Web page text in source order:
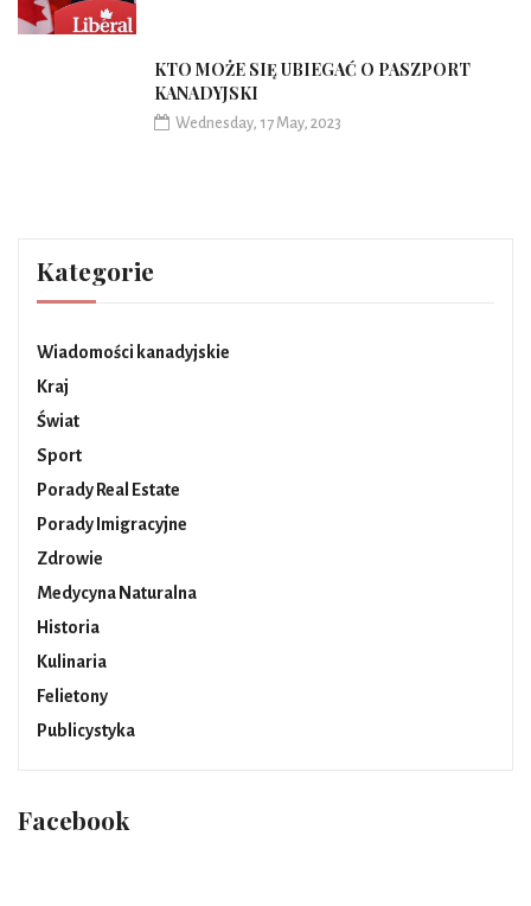
KTO MOŻE SIĘ UBIEGAĆ O PASZPORT
KANADYJSKI
Wednesday, 17 May, 2023
Kategorie
Wiadomości kanadyjskie
Kraj
Świat
Sport
Porady Real Estate
Porady Imigracyjne
Zdrowie
Medycyna Naturalna
Historia
Kulinaria
Felietony
Publicystyka
Facebook